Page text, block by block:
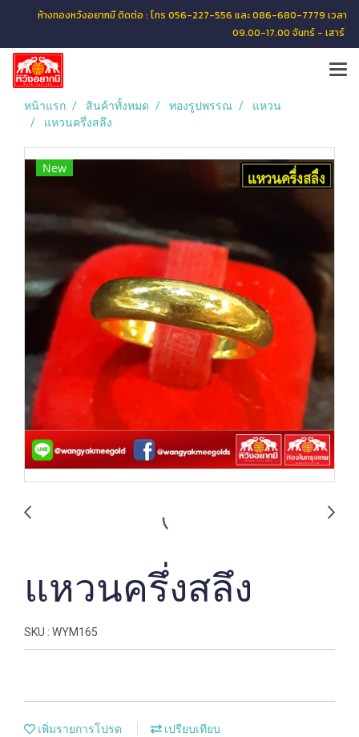
ห้างทองหวังอยากมี ติดต่อ : โทร 056-227-556 และ 086-680-7779 เวลา
09.00-17.00 จันทร์ - เสาร์
หน้าแรก สินค้าทั้งหมด ทองรูปพรรณ
แหวน
แหวนครึ่งสลึง
New
แหวนครึ่งสลึง
SKU : WYM165
เพิ่มรายการโปรด เปรียบเทียบ